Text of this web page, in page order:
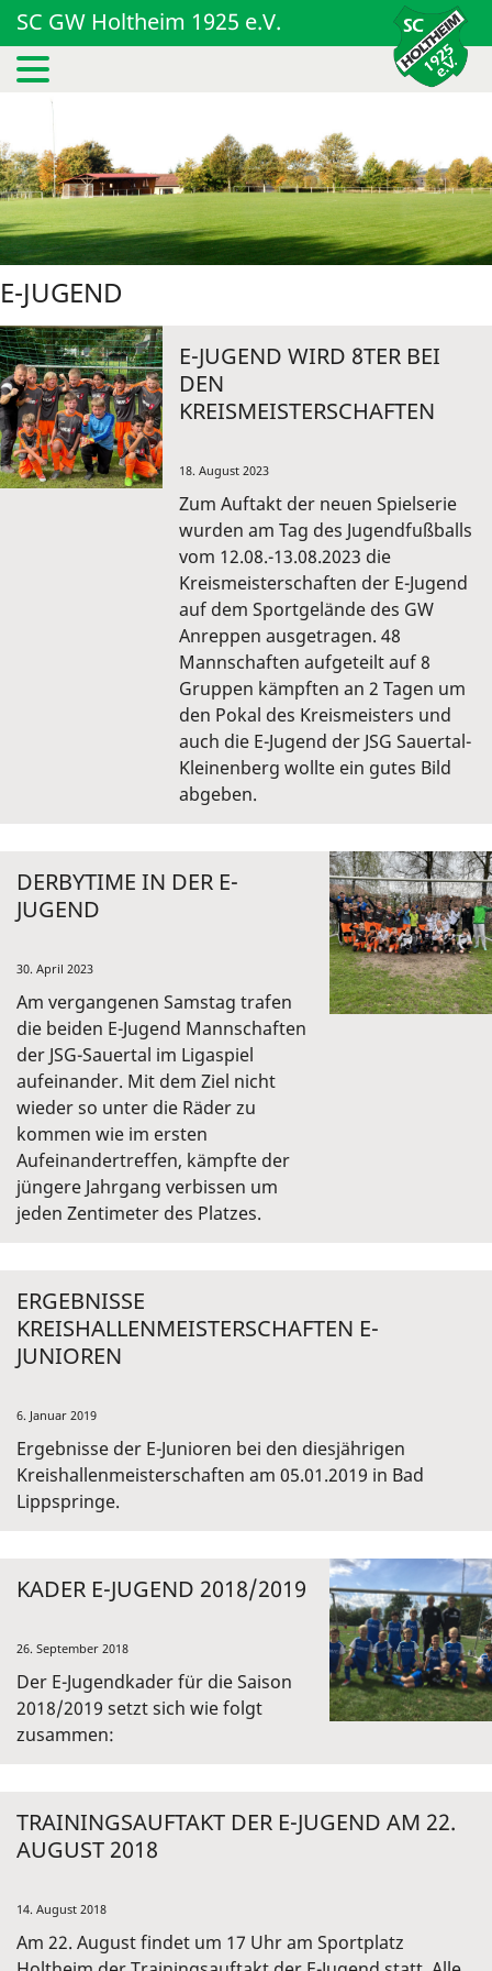
SC GW Holtheim 1925 e.V.
E-JUGEND
E-JUGEND WIRD 8TER BEI
DEN
KREISMEISTERSCHAFTEN
18. August 2023
Zum Auftakt der neuen Spielserie
wurden am Tag des Jugendfußballs
vom 12.08.-13.08.2023 die
Kreismeisterschaften der E-Jugend
auf dem Sportgelände des GW
Anreppen ausgetragen. 48
Mannschaften aufgeteilt auf 8
Gruppen kämpften an 2 Tagen um
den Pokal des Kreismeisters und
auch die E-Jugend der JSG Sauertal-
Kleinenberg wollte ein gutes Bild
abgeben.
DERBYTIME IN DER E-
JUGEND
30. April 2023
Am vergangenen Samstag trafen
die beiden E-Jugend Mannschaften
der JSG-Sauertal im Ligaspiel
aufeinander. Mit dem Ziel nicht
wieder so unter die Räder zu
kommen wie im ersten
Aufeinandertreffen, kämpfte der
jüngere Jahrgang verbissen um
jeden Zentimeter des Platzes.
ERGEBNISSE
KREISHALLENMEISTERSCHAFTEN E-
JUNIOREN
6. Januar 2019
Ergebnisse der E-Junioren bei den diesjährigen
Kreishallenmeisterschaften am 05.01.2019 in Bad
Lippspringe.
KADER E-JUGEND 2018/2019
26. September 2018
Der E-Jugendkader für die Saison
2018/2019 setzt sich wie folgt
zusammen:
TRAININGSAUFTAKT DER E-JUGEND AM 22.
AUGUST 2018
14. August 2018
Am 22. August findet um 17 Uhr am Sportplatz